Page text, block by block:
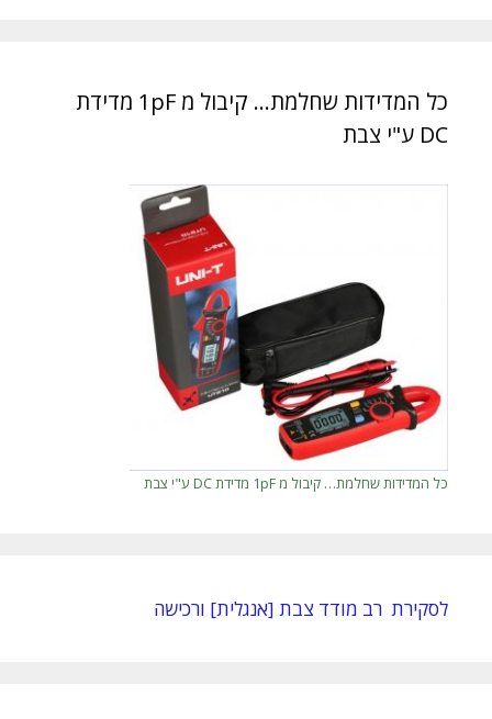
כל המדידות שחלמת… קיבול מ 1pF מדידת
DC ע"י צבת
כל המדידות שחלמת… קיבול מ 1pF מדידת DC ע"י צבת
לסקירת רב מודד צבת [אנגלית] ורכישה